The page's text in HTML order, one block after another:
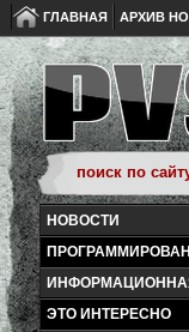
ГЛАВНАЯ АРХИВ
НОВОСТИ
ЭТО ИНТЕРЕСНО